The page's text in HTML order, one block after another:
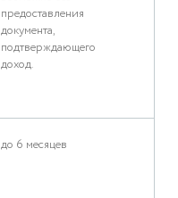
предоставления
документа,
подтверждающего
доход.
до 6 месяцев